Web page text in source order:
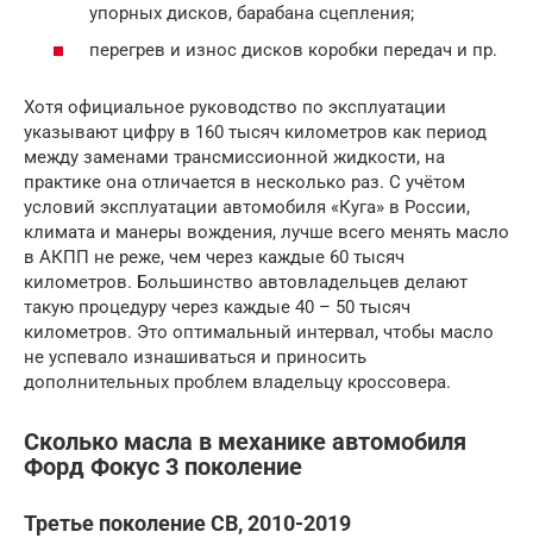
упорных дисков, барабана сцепления;
перегрев и износ дисков коробки передач и пр.
Хотя официальное руководство по эксплуатации
указывают цифру в 160 тысяч километров как период
между заменами трансмиссионной жидкости, на
практике она отличается в несколько раз. С учётом
условий эксплуатации автомобиля «Куга» в России,
климата и манеры вождения, лучше всего менять масло
в АКПП не реже, чем через каждые 60 тысяч
километров. Большинство автовладельцев делают
такую процедуру через каждые 40 – 50 тысяч
километров. Это оптимальный интервал, чтобы масло
не успевало изнашиваться и приносить
дополнительных проблем владельцу кроссовера.
Сколько масла в механике автомобиля
Форд Фокус 3 поколение
Третье поколение CB, 2010-2019